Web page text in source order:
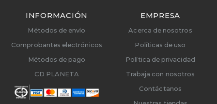
INFORMACIÓN
Métodos de envío
Comprobantes electrónicos
Métodos de pago
CD PLANETA
EMPRESA
Acerca de nosotros
Políticas de uso
Política de privacidad
Trabaja con nosotros
Contáctanos